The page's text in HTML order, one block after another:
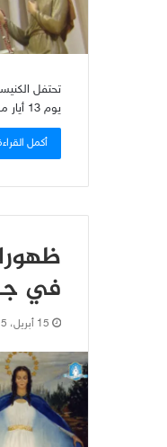
تحتفل
يوم 13 أيار من كل سنة. تقع بلدة فاطيما شمالي لشبونة …
أكمل
في
15 أبريل، 2015